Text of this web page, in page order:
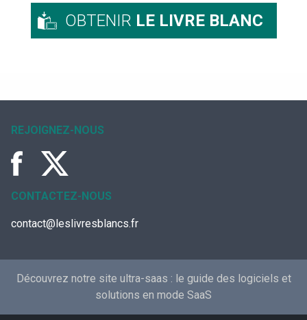
OBTENIR LE LIVRE BLANC
REJOIGNEZ-NOUS
CONTACTEZ-NOUS
contact@leslivresblancs.fr
Découvrez notre site ultra-saas : le guide des logiciels et
solutions en mode SaaS